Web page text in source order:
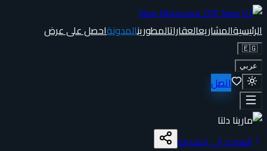
الرئيسيةالمشاريعالعقاراتالمطورينالمدونةاحصل على عرض
🇪🇬
عربي
اتصل
العودة إلى المدونة